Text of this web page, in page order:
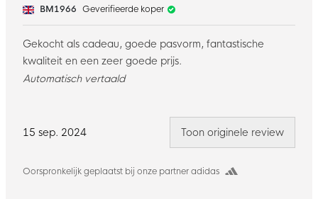
15 sep. 2024
Oorspronkelijk geplaatst bij onze partner adidas
BM1966 Geverifieerde koper
Gekocht als cadeau, goede pasvorm, fantastische
kwaliteit en een zeer goede prijs.
Automatisch vertaald
Toon originele review